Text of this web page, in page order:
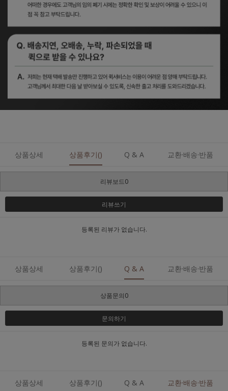
상품상세 상품후기() Q & A 교환·배송·반품
리뷰보드0
리뷰쓰기
등록된 리뷰가 없습니다.
상품상세 상품후기() Q & A 교환·배송·반품
상품문의0
문의하기
등록된 문의가 없습니다.
상품상세 상품후기() Q & A 교환·배송·반품